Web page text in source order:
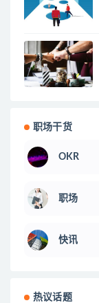
职场干货
OKR
职场
快讯
热议话题